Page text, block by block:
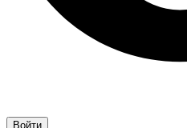
Войти